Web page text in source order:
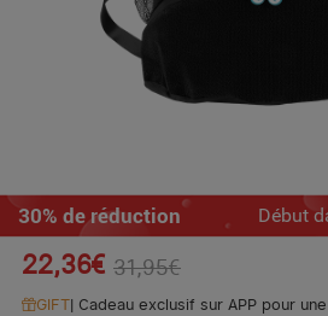
30% de réduction Début
22,36€ 31,95€
GIFT| Cadeau exclusif sur APP pour